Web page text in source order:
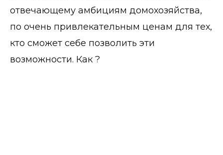
отвечающему амбициям домохозяйства,
по очень привлекательным ценам для тех,
кто сможет себе позволить эти
возможности. Как ?